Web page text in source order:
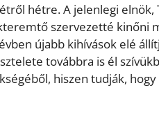
hétre. A jelenlegi elnök,
szervezetté kinőni
újabb kihívások elé
továbbra is él
hiszen tudják,